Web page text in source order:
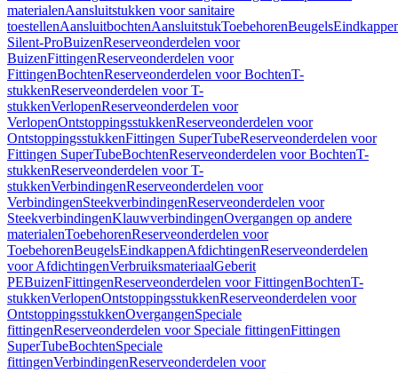
materialenAansluitstukken voor sanitaire
toestellenAansluitbochtenAansluitstukToebehorenBeugels
Silent-ProBuizenReserveonderdelen voor
BuizenFittingenReserveonderdelen voor
FittingenBochtenReserveonderdelen voor BochtenT-
stukkenReserveonderdelen voor T-
stukkenVerlopenReserveonderdelen voor
VerlopenOntstoppingsstukkenReserveonderdelen voor
OntstoppingsstukkenFittingen SuperTubeReserveonderdelen voor
Fittingen SuperTubeBochtenReserveonderdelen voor BochtenT-
stukkenReserveonderdelen voor T-
stukkenVerbindingenReserveonderdelen voor
VerbindingenSteekverbindingenReserveonderdelen voor
SteekverbindingenKlauwverbindingenOvergangen op andere
materialenToebehorenReserveonderdelen voor
ToebehorenBeugelsEindkappenAfdichtingenReserveonderdelen
voor AfdichtingenVerbruiksmateriaalGeberit
PEBuizenFittingenReserveonderdelen voor FittingenBochtenT-
stukkenVerlopenOntstoppingsstukkenReserveonderdelen voor
OntstoppingsstukkenOvergangenSpeciale
fittingenReserveonderdelen voor Speciale fittingenFittingen
SuperTubeBochtenSpeciale
fittingenVerbindingenReserveonderdelen voor